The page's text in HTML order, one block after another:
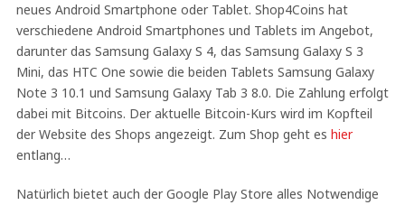
neues Android Smartphone oder Tablet. Shop4Coins hat
verschiedene Android Smartphones und Tablets im Angebot,
darunter das Samsung Galaxy S 4, das Samsung Galaxy S 3
Mini, das HTC One sowie die beiden Tablets Samsung Galaxy
Note 3 10.1 und Samsung Galaxy Tab 3 8.0. Die Zahlung erfolgt
dabei mit Bitcoins. Der aktuelle Bitcoin-Kurs wird im Kopfteil
der Website des Shops angezeigt. Zum Shop geht es hier
entlang…
Natürlich bietet auch der Google Play Store alles Notwendige